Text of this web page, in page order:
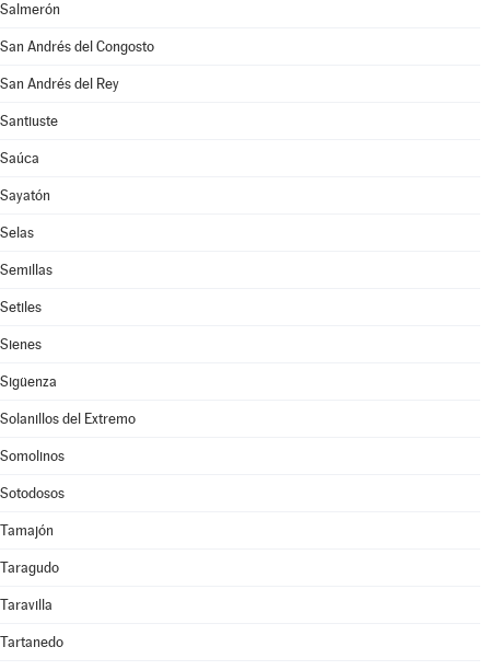
Salmerón
San Andrés del Congosto
San Andrés del Rey
Santiuste
Saúca
Sayatón
Selas
Semillas
Setiles
Sienes
Sigüenza
Solanillos del Extremo
Somolinos
Sotodosos
Tamajón
Taragudo
Taravilla
Tartanedo